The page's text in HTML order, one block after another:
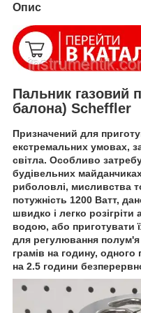
Опис
Пальник газовий
балона) Scheffler
Призначений для
екстремальних умовах,
світла. Особливо
будівельних
риболовлі, мисливства
потужність 1200 Ватт,
швидко і легко розігріти
водою, або приготувати
для регулювання полум'я
грамів на годину,
на 2.5 години